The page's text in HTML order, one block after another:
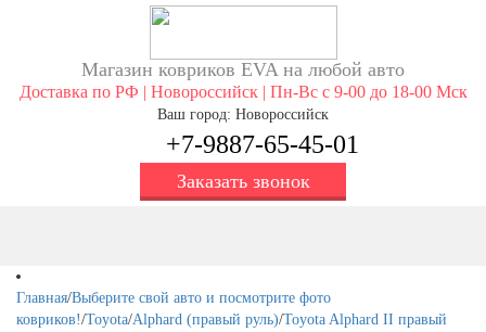
Магазин ковриков EVA ​на любой авто
Доставка по РФ | Новороссийск | Пн-Вс с 9-00 до 18-00 Мск
Ваш город: Новороссийск
+7-9887-65-45-01
Заказать звонок
Главная/Выберите свой авто и посмотрите фото
ковриков!/Toyota/Alphard (правый руль)/Toyota Alphard II правый